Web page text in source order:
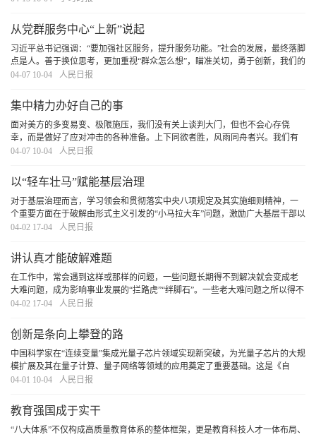
从党群服务中心“上新”说起
习近平总书记强调：“要加强社区服务，提升服务功能。”社会的发展，最终落脚
点是人。善于换位思考，更加重视“群众怎么想”，瞄准关切，勇于创新，我们的
治理必将更有成效，也将更有力地托举每个人的幸福。
04-07 10-04 人民日报
集中精力办好自己的事
面对美方的多变易变、极限施压，我们没有关上谈判大门，但也不会心存侥
幸，而是做好了应对冲击的各种准备。上下同欲者胜，风雨同舟者兴。我们有
党中央的坚强领导，有集中力量办大事的制度优势，一定能够化危为机、行稳
04-07 10-04 人民日报
以“轻车壮马”赋能基层治理
对于基层治理而言，学习领会和贯彻落实中央八项规定及其实施细则精神，一
个重要方面在于破解由形式主义引发的“小马拉大车”问题，激励广大基层干部以
“轻车壮马”干事创业、担当作为。
04-02 17-04 人民日报
讲认真才能破解难题
在工作中，常会遇到这样或那样的问题，一些问题长期得不到解决就会变成老
大难问题，成为影响事业发展的“拦路虎”“绊脚石”。一些老大难问题之所以得不
到解决，很大程度上是因为没有被认真对待。讲认真，是解决老大难问题的有
04-02 17-04 人民日报
创新是条向上攀登的路
中国科学家在“连续变量”集成光量子芯片领域实现新突破，为光量子芯片的大规
模扩展及其在量子计算、量子网络等领域的应用奠定了重要基础。这是《自
然》杂志审稿人口中的“重要里程碑”，也是突破关键技术瓶颈、实现弯道超车的
04-01 10-04 人民日报
教育强国成于实干
“八大体系”不仅构成高质量教育体系的整体框架，更是教育科技人才一体布局、